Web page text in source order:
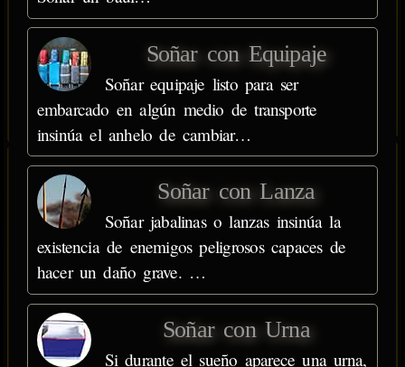
Soñar con Equipaje
Soñar equipaje listo para ser
embarcado en algún medio de transporte
insinúa el anhelo de cambiar…
Soñar con Lanza
Soñar jabalinas o lanzas insinúa la
existencia de enemigos peligrosos capaces de
hacer un daño grave. …
Soñar con Urna
Si durante el sueño aparece una urna,